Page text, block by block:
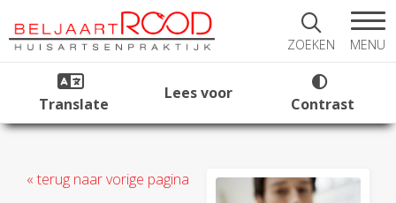
ZOEKEN MENU
Translate
Lees voor
Contrast
« terug naar vorige pagina